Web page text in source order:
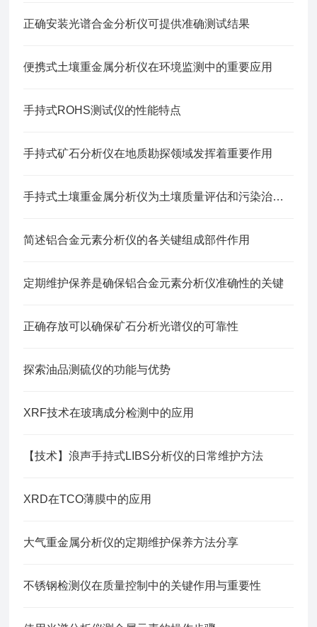
正确安装光谱合金分析仪可提供准确测试结果
便携式土壤重金属分析仪在环境监测中的重要应用
手持式ROHS测试仪的性能特点
手持式矿石分析仪在地质勘探领域发挥着重要作用
手持式土壤重金属分析仪为土壤质量评估和污染治理提供科学依据
简述铝合金元素分析仪的各关键组成部件作用
定期维护保养是确保铝合金元素分析仪准确性的关键
正确存放可以确保矿石分析光谱仪的可靠性
探索油品测硫仪的功能与优势
XRF技术在玻璃成分检测中的应用
【技术】浪声手持式LIBS分析仪的日常维护方法
XRD在TCO薄膜中的应用
大气重金属分析仪的定期维护保养方法分享
不锈钢检测仪在质量控制中的关键作用与重要性